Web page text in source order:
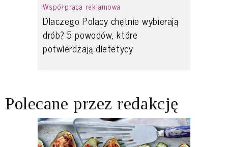
Współpraca reklamowa
Dlaczego Polacy chętnie wybierają
drób? 5 powodów, które
potwierdzają dietetycy
Polecane przez redakcję